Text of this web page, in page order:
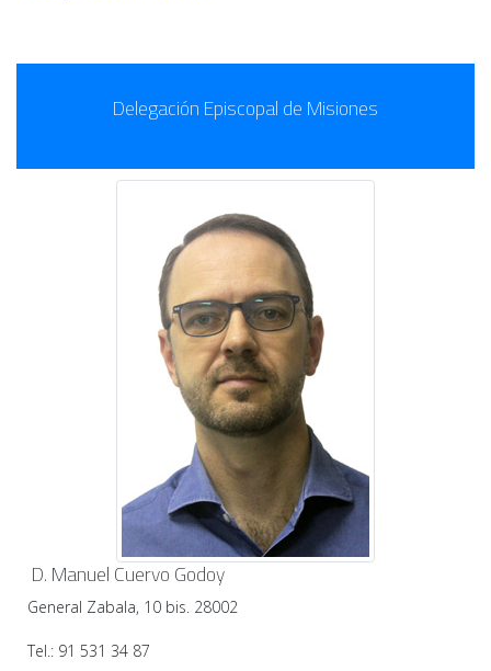
Delegación Episcopal de Misiones
D. Manuel Cuervo Godoy
General Zabala, 10 bis. 28002
Tel.: 91 531 34 87